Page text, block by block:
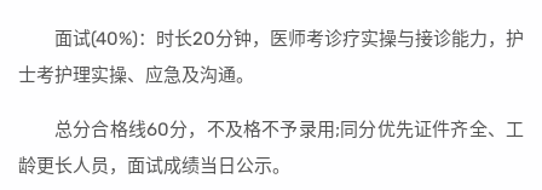
面试(40%)：时长20分钟，医师考诊疗实操与接诊能力，护
士考护理实操、应急及沟通。
总分合格线60分，不及格不予录用;同分优先证件齐全、工
龄更长人员，面试成绩当日公示。